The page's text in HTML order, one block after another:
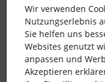
Frage: soweit ich
Wir verwenden
Nutzungserlebnis
Sie helfen uns
Websites genutzt
anpassen und
Akzeptieren